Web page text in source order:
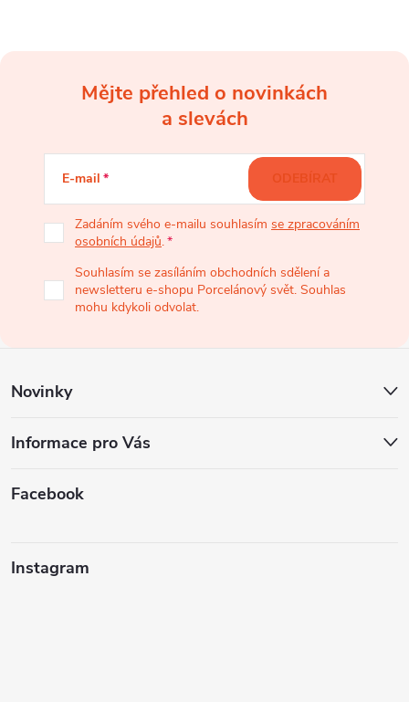
í
Mějte přehled o novinkách
a slevách
E-mail
Zadáním svého e-mailu souhlasím se zpracováním
osobních údajů.
Souhlasím se zasíláním obchodních sdělení a
newsletteru e-shopu Porcelánový svět. Souhlas
mohu kdykoli odvolat.
ODEBÍRAT
Novinky
Informace pro Vás
Facebook
Instagram